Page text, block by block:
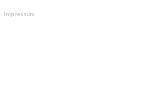
| Impressum